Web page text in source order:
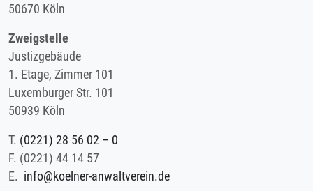
50670 Köln
Zweigstelle
Justizgebäude
1. Etage, Zimmer 101
Luxemburger Str. 101
50939 Köln
T. (0221) 28 56 02 – 0
F. (0221) 44 14 57
E. info@koelner-anwaltverein.de